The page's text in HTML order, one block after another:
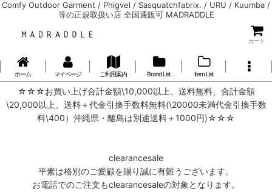
Comfy Outdoor Garment / Phigvel / Sasquatchfabrix. / URU / Kuumba /
等の正規取扱い店 全国通販可 MADRADDLE
カート
ホーム マイページ ご利用案内 Brand List item List
☆☆☆お買い上げ合計金額\10,000以上、送料無料、合計金額
\20,000以上、送料＋代金引換手数料無料(\20000未満代金引換手数
料\400）沖縄県・離島は別途送料＋1000円)☆☆☆
clearancesale
平素は格別のご愛顧を賜り誠に有難うございます。
お電話でのご注文もclearancesaleの対象となります。